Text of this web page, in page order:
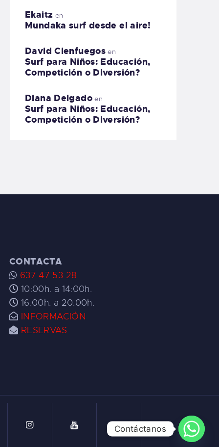
Ekaitz en
Mundaka surf desde el aire!
David Cienfuegos en
Surf para Niños: Educación,
Competición o Diversión?
Diana Delgadoen
Surf para Niños: Educación,
Competición o Diversión?
CONTACTA
637 47 53 28
10:00h. a 14:00h.
16:00h. a 20:00h.
INFORMACIÓN
RESERVAS
Contáctanos